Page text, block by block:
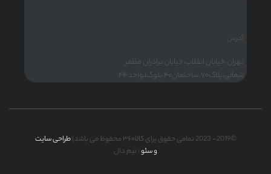
آدرس
تهران،خیابان انقلاب،خیابان برادران مظفر
شمالی،پلاک۷۰،ساختمان۴۰،بلوک۱،واحد ۴۴
©2019- 2023 تمامی حقوق برای کالا۳۶۰ محفوظ می باشد |
طراحی سایت
و سئو: تیم دال